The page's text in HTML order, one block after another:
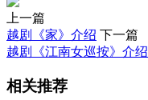
上一篇
越剧《家》介绍 下一篇
越剧《江南女巡按》介绍
相关推荐